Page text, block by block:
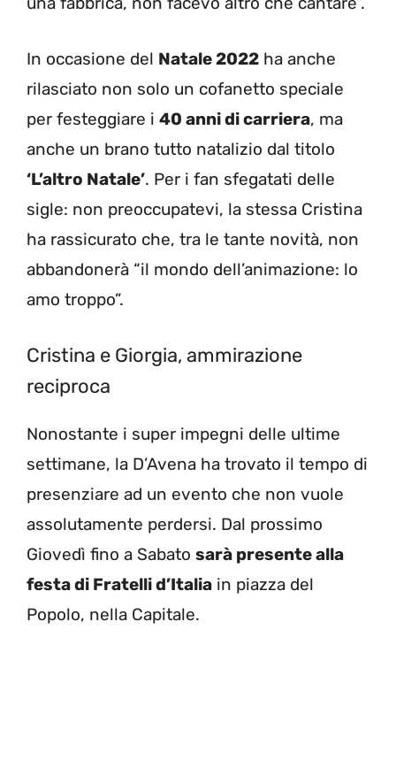
In occasione del Natale 2022 ha anche
rilasciato non solo un cofanetto speciale
per festeggiare i 40 anni di carriera, ma
anche un brano tutto natalizio dal titolo
‘L’altro Natale’. Per i fan sfegatati delle
sigle: non preoccupatevi, la stessa Cristina
ha rassicurato che, tra le tante novità, non
abbandonerà “il mondo dell’animazione: lo
amo troppo”.
Cristina e Giorgia, ammirazione
reciproca
Nonostante i super impegni delle ultime
settimane, la D’Avena ha trovato il tempo di
presenziare ad un evento che non vuole
assolutamente perdersi. Dal prossimo
Giovedì fino a Sabato sarà presente alla
festa di Fratelli d’Italia in piazza del
Popolo, nella Capitale.